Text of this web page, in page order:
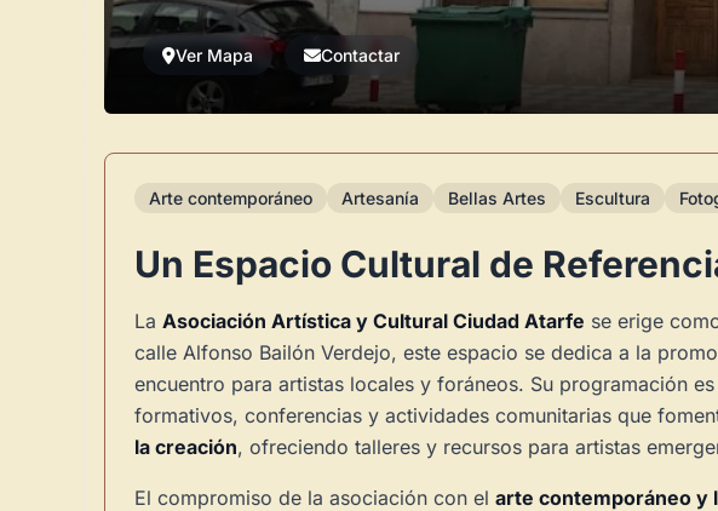
Ver Mapa Contactar
Arte contemporáneo Artesanía Bellas Artes Escultura
Un Espacio Cultural de
La Asociación Artística y Cultural Ciudad Atarfe se erige
calle Alfonso Bailón Verdejo, este espacio se dedica a la
encuentro para artistas locales y foráneos. Su programación es
formativos, conferencias y actividades comunitarias que
la creación, ofreciendo talleres y recursos para artistas
El compromiso de la asociación con el arte contemporáneo y